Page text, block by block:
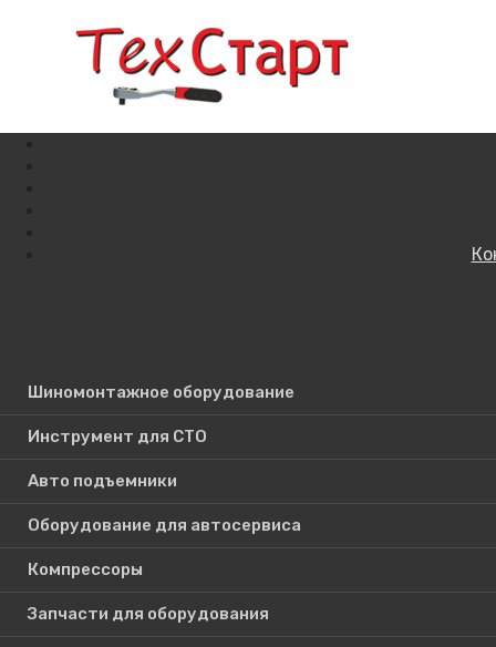
Шиномонтажное оборудование
Инструмент для СТО
Авто подъемники
Оборудование для автосервиса
Компрессоры
Запчасти для оборудования
Поиск по сайту
Каталог